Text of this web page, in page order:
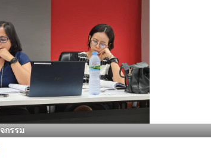
กรรม